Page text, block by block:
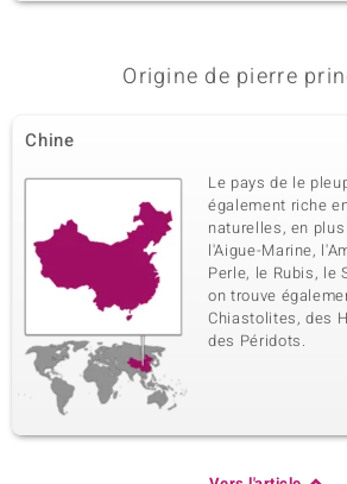
Origine de pierre
Chine
Le pays de le
également riche
naturelles, en
l'Aigue-Marine,
Perle, le Rubis, le
on trouve
Chiastolites, des
des Péridots.